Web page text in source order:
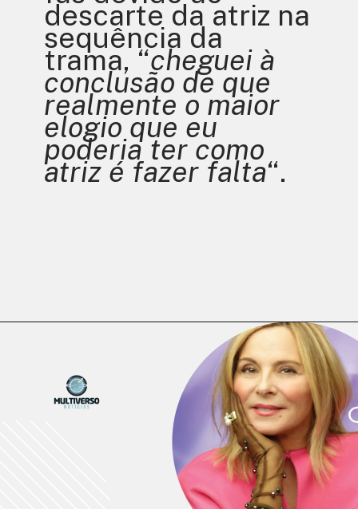
descarte da atriz na
sequência da
trama, “cheguei à
conclusão de que
realmente o maior
elogio que eu
poderia ter como
atriz é fazer falta“.